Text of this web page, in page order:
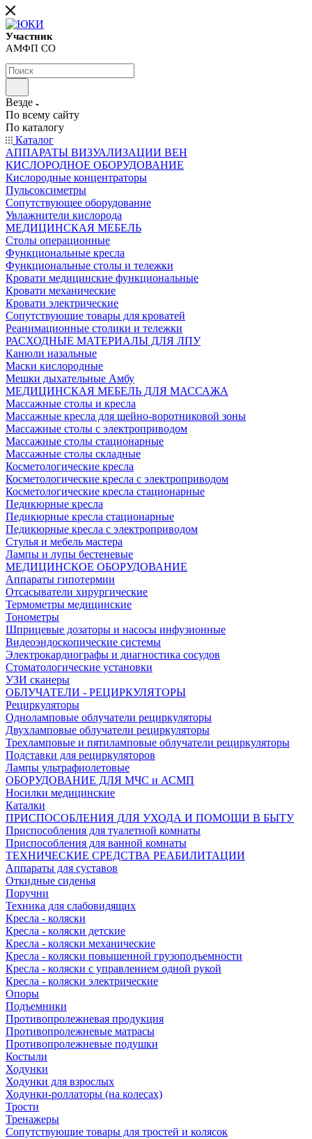
Участник
АМФП СО
Везде
По всему сайту
По каталогу
Каталог
АППАРАТЫ ВИЗУАЛИЗАЦИИ ВЕН
КИСЛОРОДНОЕ ОБОРУДОВАНИЕ
Кислородные концентраторы
Пульсоксиметры
Сопутствующее оборудование
Увлажнители кислорода
МЕДИЦИНСКАЯ МЕБЕЛЬ
Столы операционные
Функциональные кресла
Функциональные столы и тележки
Кровати медицинские функциональные
Кровати механические
Кровати электрические
Сопутствующие товары для кроватей
Реанимационные столики и тележки
РАСХОДНЫЕ МАТЕРИАЛЫ ДЛЯ ЛПУ
Канюли назальные
Маски кислородные
Мешки дыхательные Амбу
МЕДИЦИНСКАЯ МЕБЕЛЬ ДЛЯ МАССАЖА
Массажные столы и кресла
Массажные кресла для шейно-воротниковой зоны
Массажные столы с электроприводом
Массажные столы стационарные
Массажные столы складные
Косметологические кресла
Косметологические кресла с электроприводом
Косметологические кресла стационарные
Педикюрные кресла
Педикюрные кресла стационарные
Педикюрные кресла с электроприводом
Стулья и мебель мастера
Лампы и лупы бестеневые
МЕДИЦИНСКОЕ ОБОРУДОВАНИЕ
Аппараты гипотермии
Отсасыватели хирургические
Термометры медицинские
Тонометры
Шприцевые дозаторы и насосы инфузионные
Видеоэндоскопические системы
Электрокардиографы и диагностика сосудов
Стоматологические установки
УЗИ сканеры
ОБЛУЧАТЕЛИ - РЕЦИРКУЛЯТОРЫ
Рециркуляторы
Одноламповые облучатели рециркуляторы
Двухламповые облучатели рециркуляторы
Трехламповые и пятиламповые облучатели рециркуляторы
Подставки для рециркуляторов
Лампы ультрафиолетовые
ОБОРУДОВАНИЕ ДЛЯ МЧС и АСМП
Носилки медицинские
Каталки
ПРИСПОСОБЛЕНИЯ ДЛЯ УХОДА И ПОМОЩИ В БЫТУ
Приспособления для туалетной комнаты
Приспособления для ванной комнаты
ТЕХНИЧЕСКИЕ СРЕДСТВА РЕАБИЛИТАЦИИ
Аппараты для суставов
Откидные сиденья
Поручни
Техника для слабовидящих
Кресла - коляски
Кресла - коляски детские
Кресла - коляски механические
Кресла - коляски повышенной грузоподъемности
Кресла - коляски с управлением одной рукой
Кресла - коляски электрические
Опоры
Подъемники
Противопролежневая продукция
Противопролежневые матрасы
Противопролежневые подушки
Костыли
Ходунки
Ходунки для взрослых
Ходунки-роллаторы (на колесах)
Трости
Тренажеры
Сопутствующие товары для тростей и колясок